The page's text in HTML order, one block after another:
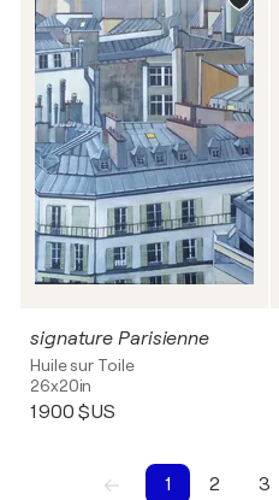
signature Parisienne
Huile sur Toile
26x20in
1 900 $US
1 2 3